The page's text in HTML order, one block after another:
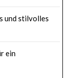
und stilvolles
ein